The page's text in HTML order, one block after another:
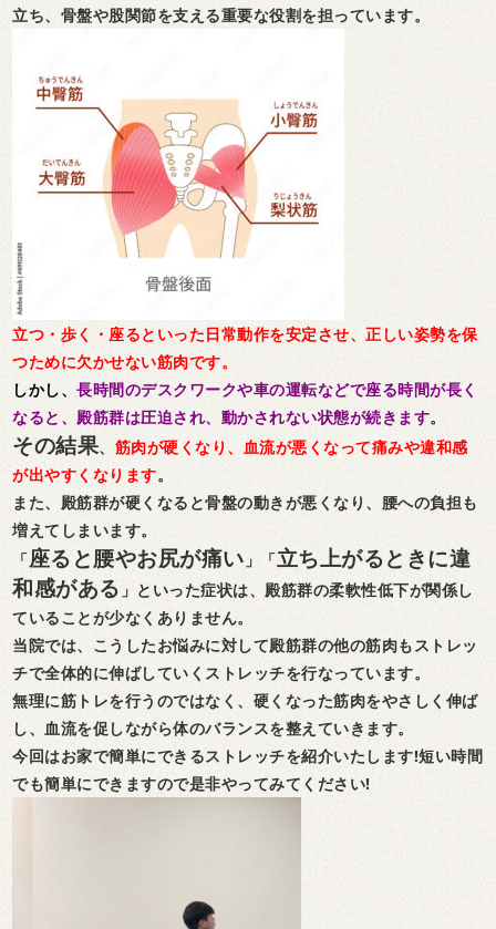
立ち、骨盤や股関節を支える重要な役割を担っています。
立つ・歩く・座るといった日常動作を安定させ、正しい姿勢を保
つために欠かせない筋肉です。
しかし、長時間のデスクワークや車の運転などで座る時間が長く
なると、殿筋群は圧迫され、動かされない状態が続きます。
その結果、 筋肉が硬くなり、血流が悪くなって痛みや違和感
が出やすくなります。
また、殿筋群が硬くなると骨盤の動きが悪くなり、腰への負担も
増えてしまいます。
「座ると腰やお尻が痛い 」「立ち上がるときに違
和感がある 」といった症状は、殿筋群の柔軟性低下が関係し
ていることが少なくありません。
当院では、こうしたお悩みに対して殿筋群の他の筋肉もストレッ
チで全体的に伸ばしていくストレッチを行なっています。
無理に筋トレを行うのではなく、硬くなった筋肉をやさしく伸ば
し、血流を促しながら体のバランスを整えていきます。
今回はお家で簡単にできるストレッチを紹介いたします!短い時間
でも簡単にできますので是非やってみてください!